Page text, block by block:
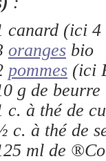
canard (ici 4
oranges bio
pommes (ici
g de beurre
c. à thé de
c. à thé de
ml de